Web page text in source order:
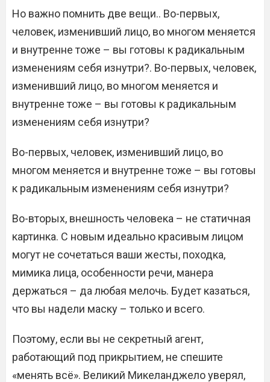
Но важно помнить две вещи.. Во-первых,
человек, изменивший лицо, во многом меняется
и внутренне тоже – вы готовы к радикальным
изменениям себя изнутри?. Во-первых, человек,
изменивший лицо, во многом меняется и
внутренне тоже – вы готовы к радикальным
изменениям себя изнутри?
Во-первых, человек, изменивший лицо, во
многом меняется и внутренне тоже – вы готовы
к радикальным изменениям себя изнутри?
Во-вторых, внешность человека – не статичная
картинка. С новым идеально красивым лицом
могут не сочетаться ваши жесты, походка,
мимика лица, особенности речи, манера
держаться – да любая мелочь. Будет казаться,
что вы надели маску – только и всего.
Поэтому, если вы не секретный агент,
работающий под прикрытием, не спешите
«менять всё». Великий Микеланджело уверял,